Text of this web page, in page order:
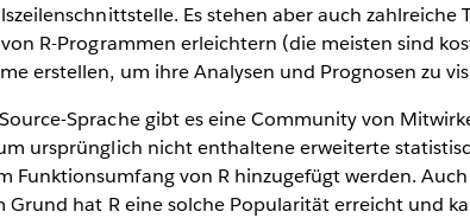
Es stehen aber auch
R-Programmen erleichtern (die meisten sind
erstellen, um ihre Analysen und Prognosen zu
Sprache gibt es eine Community von
ursprünglich nicht enthaltene erweiterte
Funktionsumfang von R hinzugefügt werden.
Grund hat R eine solche Popularität erreicht und